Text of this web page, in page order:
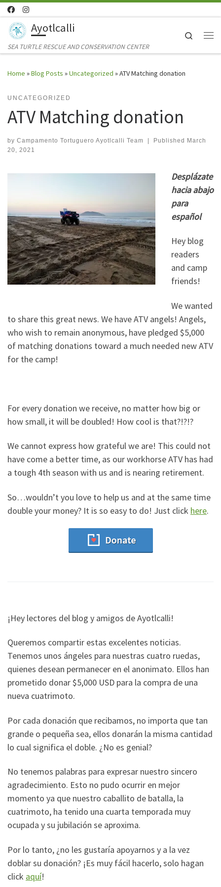
Skip to content
Ayotlcalli
SEA TURTLE RESCUE AND CONSERVATION CENTER
Search
Home »Blog Posts »Uncategorized »ATV Matching donation
UNCATEGORIZED
ATV Matching donation
by Campamento Tortuguero Ayotlcalli Team | Published March
20, 2021
Desplázate
hacia abajo
para
español
Hey blog
readers
and camp
friends!
We wanted
to share this great news. We have ATV angels! Angels,
who wish to remain anonymous, have pledged $5,000
of matching donations toward a much needed new ATV
for the camp!
For every donation we receive, no matter how big or
how small, it will be doubled! How cool is that?!?!?
We cannot express how grateful we are! This could not
have come a better time, as our workhorse ATV has had
a tough 4th season with us and is nearing retirement.
So…wouldn’t you love to help us and at the same time
double your money? It is so easy to do! Just click here.
¡Hey lectores del blog y amigos de Ayotlcalli!
Queremos compartir estas excelentes noticias.
Tenemos unos ángeles para nuestras cuatro ruedas,
quienes desean permanecer en el anonimato. Ellos han
prometido donar $5,000 USD para la compra de una
nueva cuatrimoto.
Por cada donación que recibamos, no importa que tan
grande o pequeña sea, ellos donarán la misma cantidad
lo cual significa el doble. ¿No es genial?
No tenemos palabras para expresar nuestro sincero
agradecimiento. Esto no pudo ocurrir en mejor
momento ya que nuestro caballito de batalla, la
cuatrimoto, ha tenido una cuarta temporada muy
ocupada y su jubilación se aproxima.
Por lo tanto, ¿no les gustaría apoyarnos y a la vez
doblar su donación? ¡Es muy fácil hacerlo, solo hagan
click aquí!